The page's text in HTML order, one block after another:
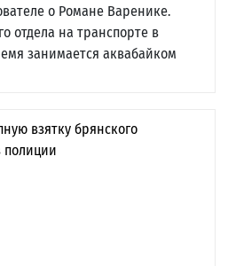
о Романе Варенике.
отдела на транспорте в
занимается аквабайком